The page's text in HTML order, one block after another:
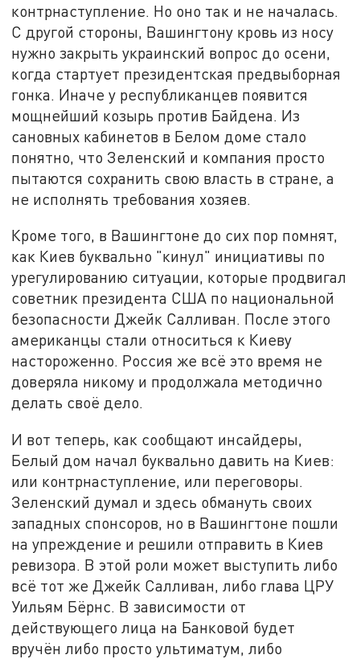
контрнаступление. Но оно так и не началась.
С другой стороны, Вашингтону кровь из носу
нужно закрыть украинский вопрос до осени,
когда стартует президентская предвыборная
гонка. Иначе у республиканцев появится
мощнейший козырь против Байдена. Из
сановных кабинетов в Белом доме стало
понятно, что Зеленский и компания просто
пытаются сохранить свою власть в стране, а
не исполнять требования хозяев.
Кроме того, в Вашингтоне до сих пор помнят,
как Киев буквально "кинул" инициативы по
урегулированию ситуации, которые продвигал
советник президента США по национальной
безопасности Джейк Салливан. После этого
американцы стали относиться к Киеву
настороженно. Россия же всё это время не
доверяла никому и продолжала методично
делать своё дело.
И вот теперь, как сообщают инсайдеры,
Белый дом начал буквально давить на Киев:
или контрнаступление, или переговоры.
Зеленский думал и здесь обмануть своих
западных спонсоров, но в Вашингтоне пошли
на упреждение и решили отправить в Киев
ревизора. В этой роли может выступить либо
всё тот же Джейк Салливан, либо глава ЦРУ
Уильям Бёрнс. В зависимости от
действующего лица на Банковой будет
вручён либо просто ультиматум, либо